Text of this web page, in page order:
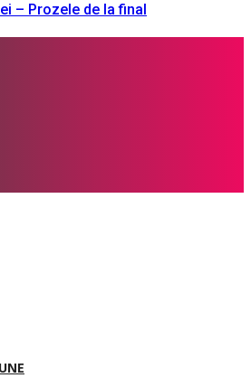
– Prozele de la final